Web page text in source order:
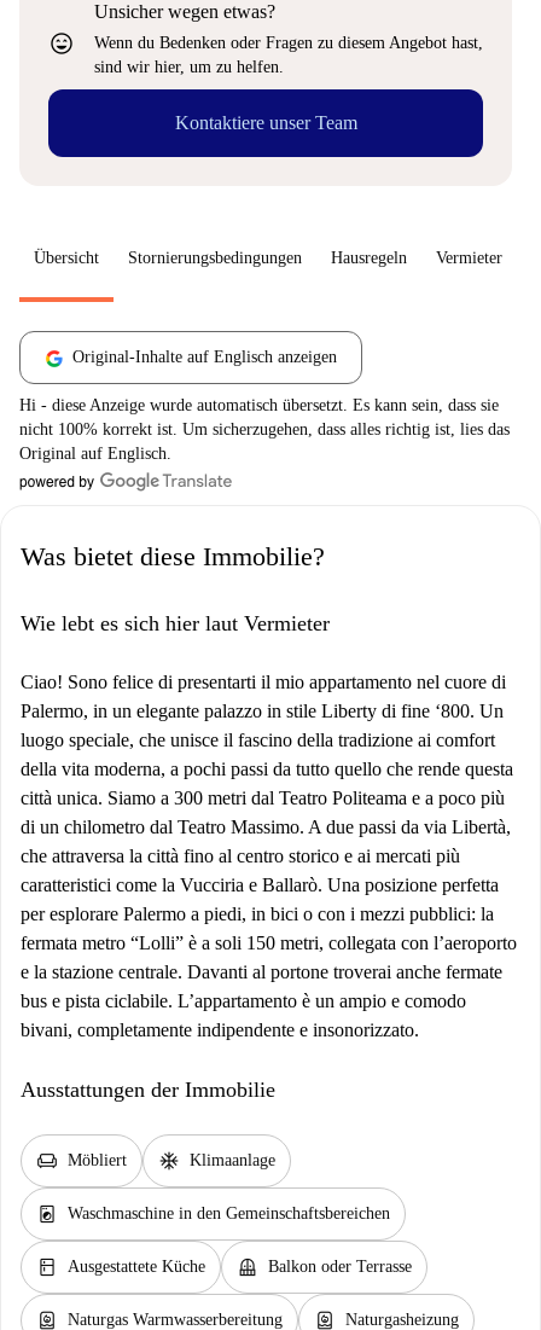
sentiment_very_satisfied
Unsicher wegen etwas?
Wenn du Bedenken oder Fragen zu diesem Angebot hast,
sind wir hier, um zu helfen.
Kontaktiere unser Team
Übersicht Stornierungsbedingungen Hausregeln Vermieter
Original-Inhalte auf Englisch anzeigen
Hi - diese Anzeige wurde automatisch übersetzt. Es kann sein, dass sie
nicht 100% korrekt ist. Um sicherzugehen, dass alles richtig ist, lies das
Original auf Englisch.
Was bietet diese Immobilie?
Wie lebt es sich hier laut Vermieter
Ciao! Sono felice di presentarti il mio appartamento nel cuore di
Palermo, in un elegante palazzo in stile Liberty di fine ‘800. Un
luogo speciale, che unisce il fascino della tradizione ai comfort
della vita moderna, a pochi passi da tutto quello che rende questa
città unica. Siamo a 300 metri dal Teatro Politeama e a poco più
di un chilometro dal Teatro Massimo. A due passi da via Libertà,
che attraversa la città fino al centro storico e ai mercati più
caratteristici come la Vucciria e Ballarò. Una posizione perfetta
per esplorare Palermo a piedi, in bici o con i mezzi pubblici: la
fermata metro “Lolli” è a soli 150 metri, collegata con l’aeroporto
e la stazione centrale. Davanti al portone troverai anche fermate
bus e pista ciclabile. L’appartamento è un ampio e comodo
bivani, completamente indipendente e insonorizzato.
Ausstattungen der Immobilie
chair Möbliert ac_unit Klimaanlage
local_laundry_service Waschmaschine in den Gemeinschaftsbereichen
kitchen Ausgestattete Küche balcony Balkon oder Terrasse
water_heater Naturgas Warmwasserbereitung water_heater Naturgasheizung